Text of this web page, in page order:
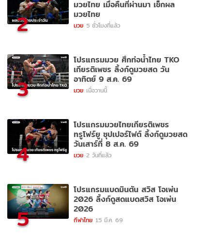
2
มวยไทย เมื่อคืนที่ผ่านมา เช็กผล
มวยไทย
มวย 5 ชั่วโมงที่แล้ว
3
โปรแกรมมวย ศึกท่อน้ำไทย TKO
เกียรติเพชร ลิ้งก์ดูมวยสด วัน
อาทิตย์ 9 ส.ค. 69
มวย เมื่อวานนี้
4
โปรแกรมมวยไทยเกียรติเพชร
ทรูโฟร์ยู ซุปเปอร์ไฟต์ ลิ้งก์ดูมวยสด
วันเสาร์ที่ 8 ส.ค. 69
มวย 2 วันที่แล้ว
5
โปรแกรมแบดมินตัน สวิส โอเพ่น
2026 ลิ้งก์ดูสดแบดสวิส โอเพ่น
2026
กีฬาไทย 15 มี.ค. 69